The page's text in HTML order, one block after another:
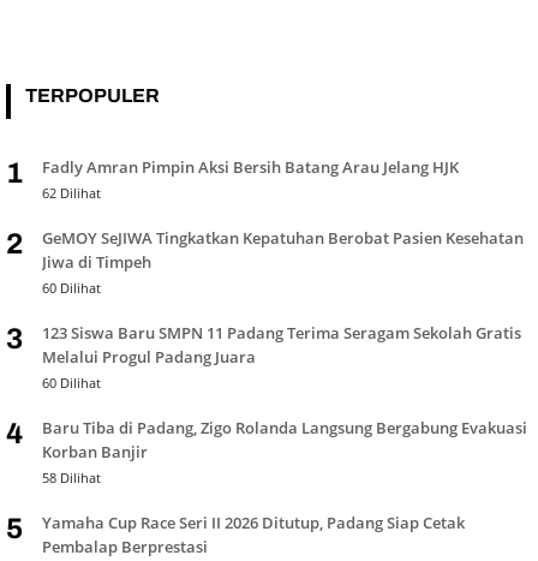
TERPOPULER
1 Fadly Amran Pimpin Aksi Bersih Batang Arau Jelang HJK
62 Dilihat
2
GeMOY SeJIWA Tingkatkan Kepatuhan Berobat Pasien Kesehatan
Jiwa di Timpeh
60 Dilihat
3
123 Siswa Baru SMPN 11 Padang Terima Seragam Sekolah Gratis
Melalui Progul Padang Juara
60 Dilihat
4
Baru Tiba di Padang, Zigo Rolanda Langsung Bergabung Evakuasi
Korban Banjir
58 Dilihat
5
Yamaha Cup Race Seri II 2026 Ditutup, Padang Siap Cetak
Pembalap Berprestasi